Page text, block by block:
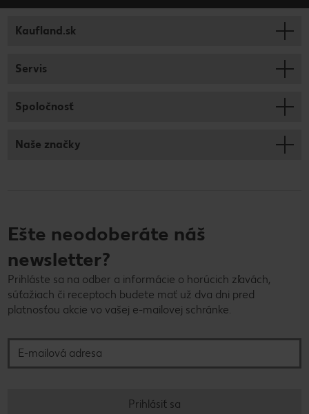
Kaufland.sk
Servis
Spoločnosť
Naše značky
Ešte neodoberáte náš
newsletter?
Prihláste sa na odber a informácie o horúcich zľavách,
súťažiach či receptoch budete mať už dva dni pred
platnosťou akcie vo vašej e-mailovej schránke.
Prihlásiť sa